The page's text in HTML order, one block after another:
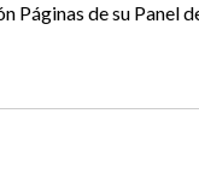
Páginas de su Panel